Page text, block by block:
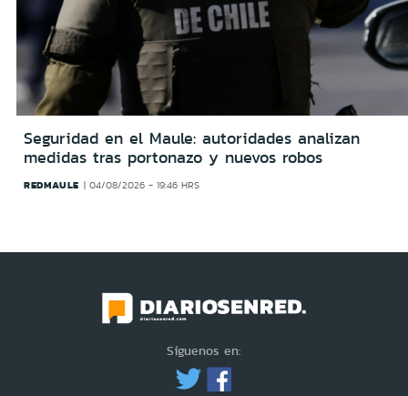
Seguridad en el Maule: autoridades analizan
medidas tras portonazo y nuevos robos
REDMAULE 04/08/2026 - 19:46 HRS
Síguenos en: